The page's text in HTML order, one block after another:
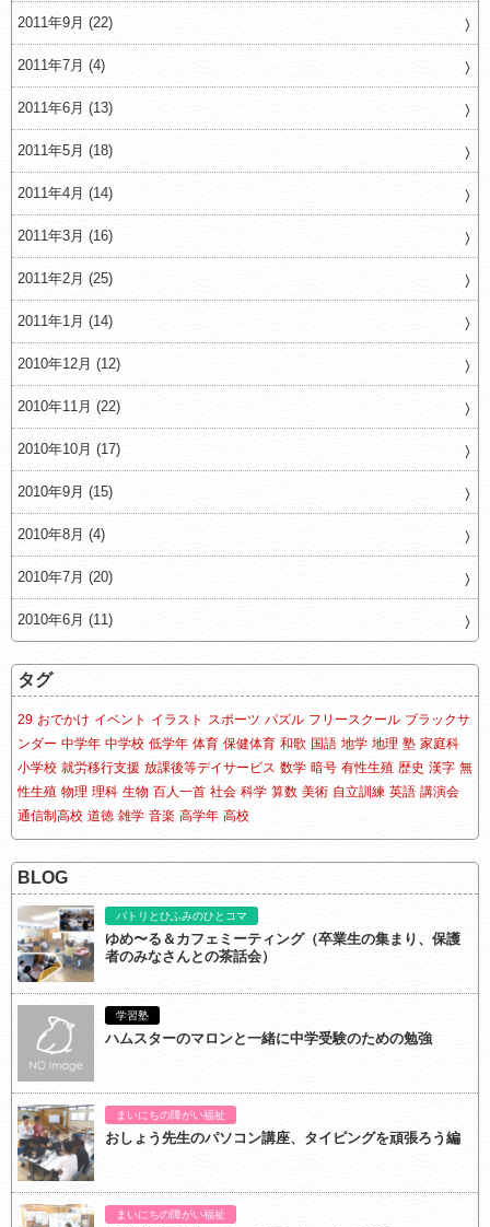
2011年9月 (22)
2011年7月 (4)
2011年6月 (13)
2011年5月 (18)
2011年4月 (14)
2011年3月 (16)
2011年2月 (25)
2011年1月 (14)
2010年12月 (12)
2010年11月 (22)
2010年10月 (17)
2010年9月 (15)
2010年8月 (4)
2010年7月 (20)
2010年6月 (11)
タグ
29 おでかけ イベント イラスト スポーツ パズル フリースクール ブラックサ
ンダー 中学年 中学校 低学年 体育 保健体育 和歌 国語 地学 地理 塾 家庭科
小学校 就労移行支援 放課後等デイサービス 数学 暗号 有性生殖 歴史 漢字 無
性生殖 物理 理科 生物 百人一首 社会 科学 算数 美術 自立訓練 英語 講演会
通信制高校 道徳 雑学 音楽 高学年 高校
BLOG
パトリとひふみのひとコマ
ゆめ〜る＆カフェミーティング（卒業生の集まり、保護
者のみなさんとの茶話会）
学習塾
ハムスターのマロンと一緒に中学受験のための勉強
まいにちの障がい福祉
おしょう先生のパソコン講座、タイピングを頑張ろう編
まいにちの障がい福祉